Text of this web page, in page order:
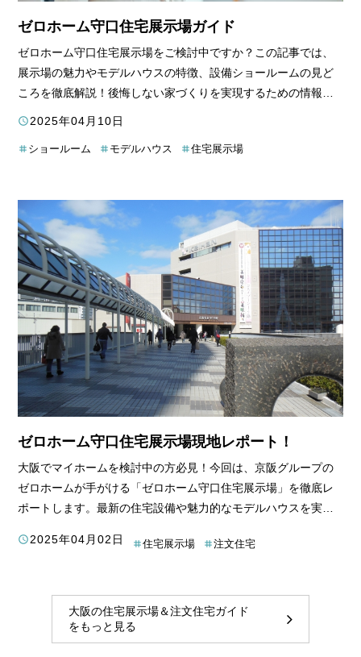
ゼロホーム守口住宅展示場ガイド
ゼロホーム守口住宅展示場をご検討中ですか？この記事では、
展示場の魅力やモデルハウスの特徴、設備ショールームの見ど
ころを徹底解説！後悔しない家づくりを実現するための情報を
2025年04月10日
ショールーム モデルハウス 住宅展示場
ゼロホーム守口住宅展示場現地レポート！
大阪でマイホームを検討中の方必見！今回は、京阪グループの
ゼロホームが手がける「ゼロホーム守口住宅展示場」を徹底レ
ポートします。最新の住宅設備や魅力的なモデルハウスを実際
想のマイホームプランを描くためのヒントが満載ですので、ぜ
2025年04月02日 住宅展示場 注文住宅
大阪の住宅展示場＆注文住宅ガイド
をもっと見る